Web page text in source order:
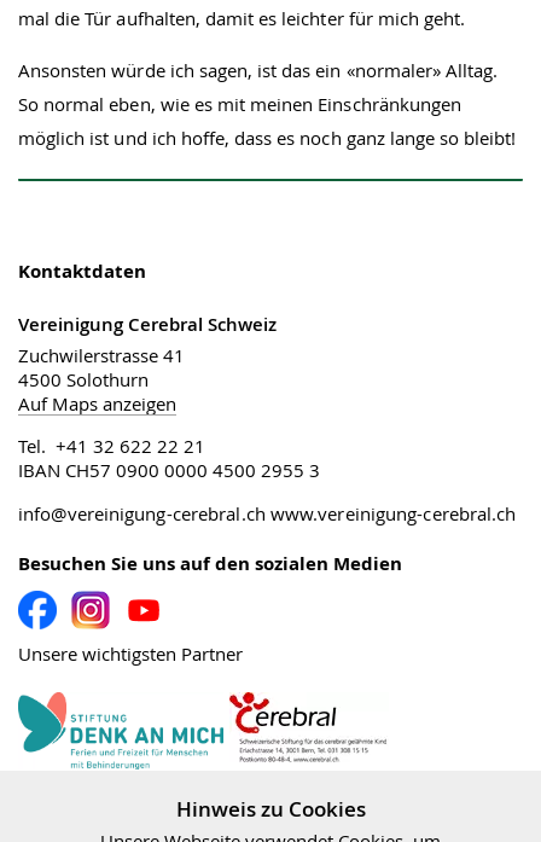
mal die Tür aufhalten, damit es leichter für mich geht.
Ansonsten würde ich sagen, ist das ein «normaler» Alltag.
So normal eben, wie es mit meinen Einschränkungen
möglich ist und ich hoffe, dass es noch ganz lange so bleibt!
Kontaktdaten
Vereinigung Cerebral Schweiz
Zuchwilerstrasse 41
4500 Solothurn
Auf Maps anzeigen
Tel. +41 32 622 22 21
IBAN CH57 0900 0000 4500 2955 3
info@vereinigung-cerebral.ch www.vereinigung-cerebral.ch
Besuchen Sie uns auf den sozialen Medien
Unsere wichtigsten Partner
Hinweis zu Cookies